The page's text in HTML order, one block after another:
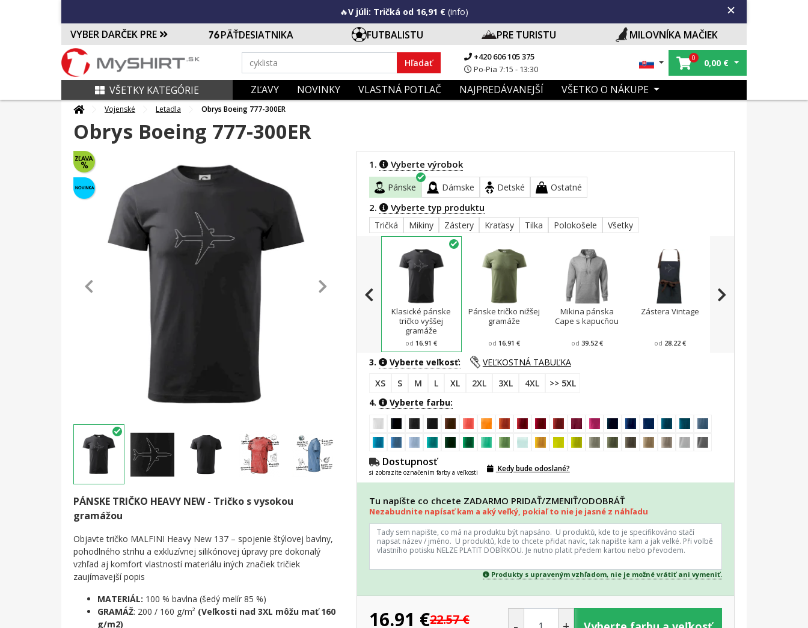
🔥V júli: Tričká od 16,91 € (info)
VYBER DARČEK PRE PÄŤDESIATNIKA FUTBALISTU PRE TURISTU MILOVNÍKA MAČIEK
Hľadať
+420 606 105 375
Po-Pia 7:15 - 13:30
0 0,00 €
VŠETKY KATEGÓRIE ZĽAVY NOVINKY VLASTNÁ POTLAČ NAJPREDÁVANEJŠÍ VŠETKO O NÁKUPE
Vojenské Letadla Obrys Boeing 777-300ER
Obrys Boeing 777-300ER
PÁNSKE TRIČKO HEAVY NEW - Tričko s vysokou
gramážou
Objavte tričko MALFINI Heavy New 137 – spojenie štýlovej bavlny,
pohodlného strihu a exkluzívnej silikónovej úpravy pre dokonalý
vzhľad aj komfort vlastností materiálu iných značiek tričiek
zaujímavejší popis
MATERIÁL: 100 % bavlna (šedý melír 85 %)
GRAMÁŽ: 200 / 160 g/m² (Veľkosti nad 3XL môžu mať 160
g/m2)
1. Vyberte výrobok
Pánske Dámske Detské Ostatné
2. Vyberte typ produktu
Tričká Mikiny Zástery Kraťasy Tilka Polokošele Všetky
Klasické pánske
tričko vyššej
gramáže
od 16.91 €
Pánske tričko nižšej
gramáže
od 16.91 €
Mikina pánska
Cape s kapucňou
od 39.52 €
Zástera Vintage
od 28.22 €
3. Vyberte veľkosť:
VEĽKOSTNÁ TABUĽKA
XS
S M L XL 2XL 3XL 4XL
>> 5XL
4.
Vyberte farbu:
Dostupnosť
si zobrazíte označením farby a veľkosti Kedy bude odoslané?
Tu napíšte co chcete ZADARMO PRIDAŤ/ZMENIŤ/ODOBRÁŤ
Nezabudnite napísať kam a aký veľký, pokiaľ to nie je jasné z náhľadu
Produkty s upraveným vzhľadom, nie je možné vrátiť ani vymeniť.
16.91 €22.57€